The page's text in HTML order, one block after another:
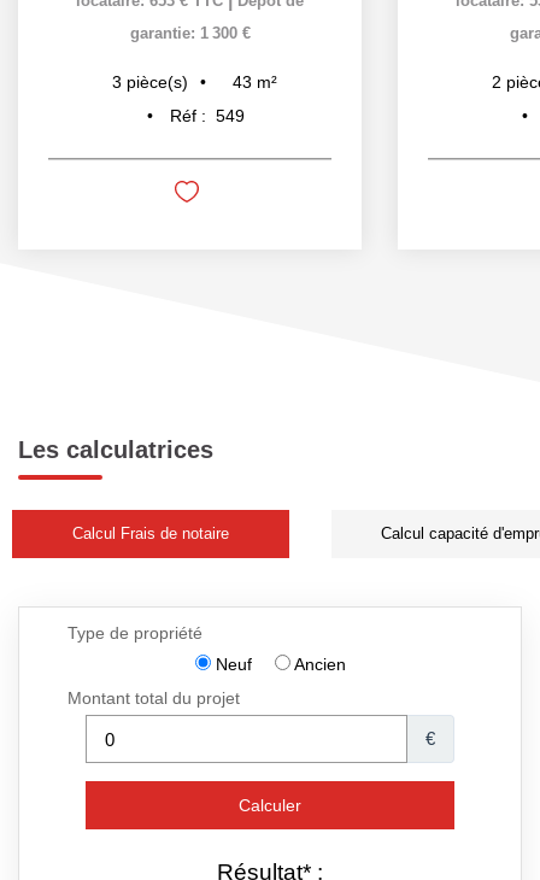
garantie: 1 300 €
3 pièce(s) 43 m²
Réf : 549
2
Les calculatrices
Calcul Frais de notaire Calcul capacité